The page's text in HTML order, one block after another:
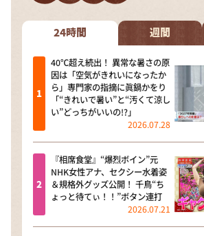
DAIGOも台所 ～きょうの献立 何にす
本日はダイアンなり！シーズン２
朝だ！生です旅サラダ
教えて！ニュースライブ 正義のミカ
ＬＩＦＥ～夢のカタチ～
新婚さんいらっしゃい！
ポツンと一軒家
ザキ山小屋本館
ぺこぱのまるスポ
24時間 週間
40℃超え続出！ 異常な暑さの原
因は「空気がきれいになったか
ら」専門家の指摘に眞鍋かをり
「“きれいで暑い”と“汚くて涼し
い”どっちがいいの!?」
2026.07.28
『相席食堂』“爆烈ボイン”元
NHK女性アナ、セクシー水着姿
＆規格外グッズ公開！ 千鳥“ち
ょっと待てぃ！！”ボタン連打
2026.07.21